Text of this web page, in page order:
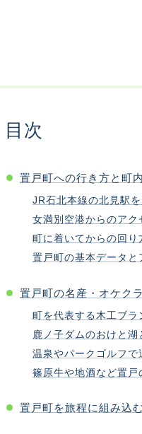
目次
置戸町への行き方と町
JR石北本線の北見駅
女満別空港からのアク
町に着いてからの回り
置戸町の基本データと
置戸町の名産・オケク
町を代表する木工ブラ
鹿ノ子ダムのおけと
温泉やパークゴルフで
篠原牛や地酒など置戸
置戸町を旅程に組み込